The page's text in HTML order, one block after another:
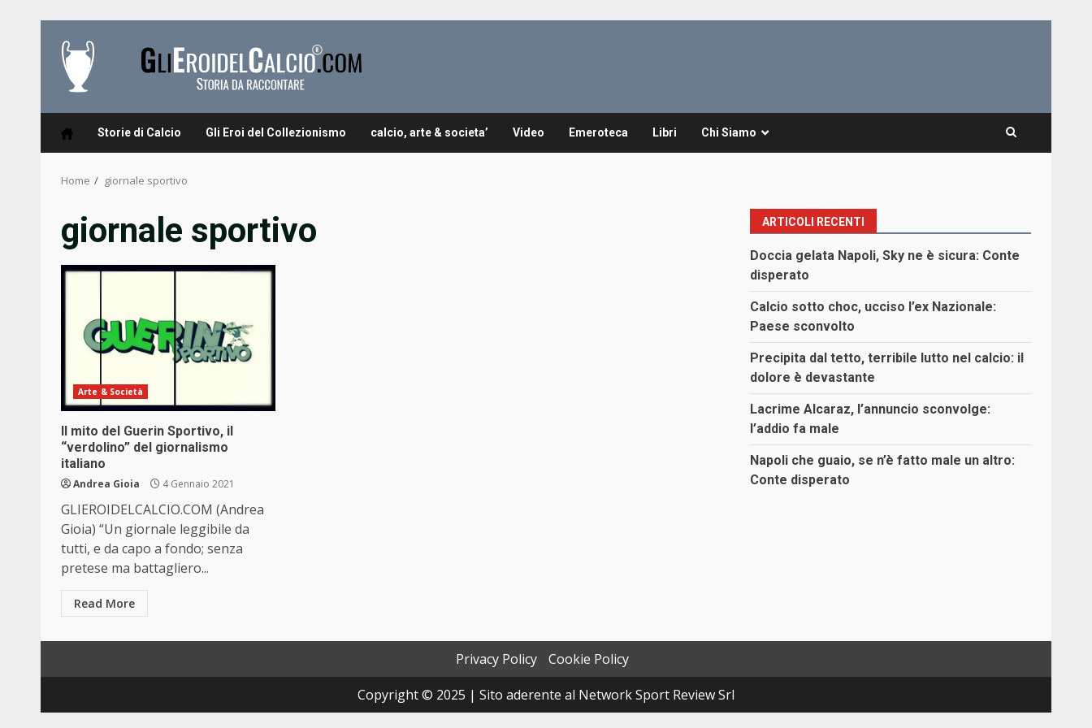
content
Storie di Calcio Gli Eroi del Collezionismo calcio, arte & societa’ Video Emeroteca Libri Chi Siamo
Home giornale sportivo
giornale sportivo
Arte & Società
Il mito del Guerin Sportivo, il
“verdolino” del giornalismo
italiano
Andrea Gioia 4 Gennaio 2021
GLIEROIDELCALCIO.COM (Andrea
Gioia) “Un giornale leggibile da
tutti, e da capo a fondo; senza
pretese ma battagliero...
Read More
ARTICOLI RECENTI
Doccia gelata Napoli, Sky ne è sicura: Conte
disperato
Calcio sotto choc, ucciso l’ex Nazionale:
Paese sconvolto
Precipita dal tetto, terribile lutto nel calcio: il
dolore è devastante
Lacrime Alcaraz, l’annuncio sconvolge:
l’addio fa male
Napoli che guaio, se n’è fatto male un altro:
Conte disperato
Privacy Policy
Cookie Policy
Copyright © 2025 | Sito aderente al Network Sport Review Srl